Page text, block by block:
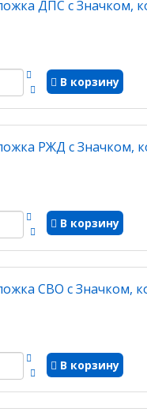
В корзину
В корзину
В корзину